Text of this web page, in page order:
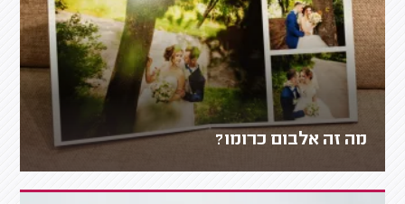
מה זה אלבום כרומו?